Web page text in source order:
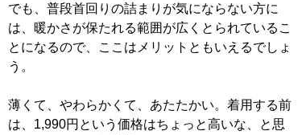
でも、普段首回りの詰まりが気にならない方に
は、暖かさが保たれる範囲が広くとられているこ
とになるので、ここはメリットともいえるでしょ
う。
薄くて、やわらかくて、あたたかい。着用する前
は、1,990円という価格はちょっと高いな、と思